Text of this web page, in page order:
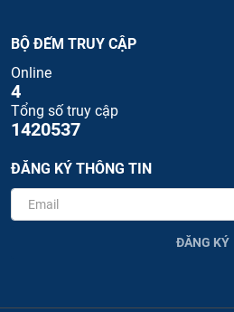
BỘ ĐẾM TRUY CẬP
Online
4
Tổng số truy cập
1420537
ĐĂNG KÝ THÔNG TIN
ĐĂNG KÝ